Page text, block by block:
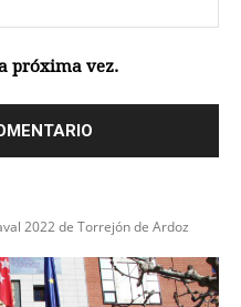
próxima vez.